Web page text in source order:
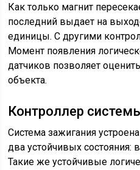
Как только магнит
последний выдает на
единицы. С другими
Момент появления
датчиков позволяет
объекта.
Контроллер
Система зажигания
два устойчивых
Такие же устойчивые